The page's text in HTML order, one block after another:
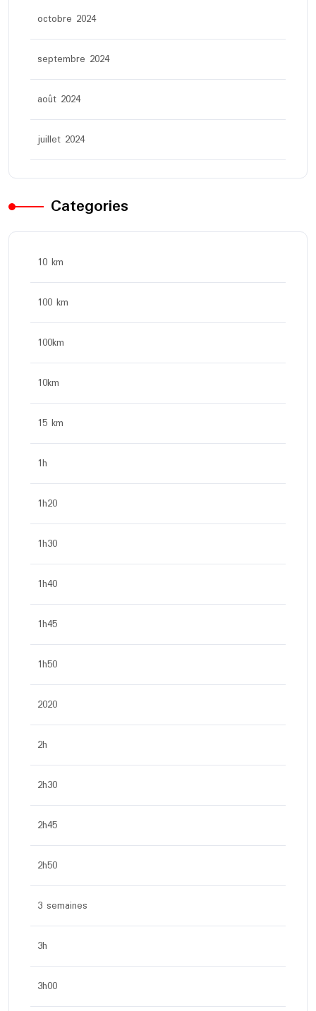
octobre 2024
septembre 2024
août 2024
juillet 2024
Categories
10 km
100 km
100km
10km
15 km
1h
1h20
1h30
1h40
1h45
1h50
2020
2h
2h30
2h45
2h50
3 semaines
3h
3h00